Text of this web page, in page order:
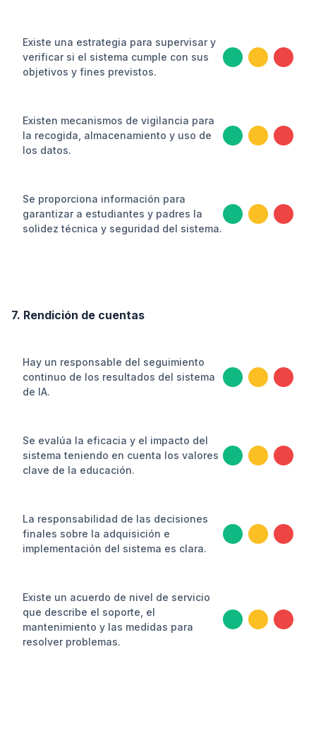
Existe una estrategia para supervisar y
verificar si el sistema cumple con sus
objetivos y fines previstos.
Existen mecanismos de vigilancia para
la recogida, almacenamiento y uso de
los datos.
Se proporciona información para
garantizar a estudiantes y padres la
solidez técnica y seguridad del sistema.
7. Rendición de cuentas
Hay un responsable del seguimiento
continuo de los resultados del sistema
de IA.
Se evalúa la eficacia y el impacto del
sistema teniendo en cuenta los valores
clave de la educación.
La responsabilidad de las decisiones
finales sobre la adquisición e
implementación del sistema es clara.
Existe un acuerdo de nivel de servicio
que describe el soporte, el
mantenimiento y las medidas para
resolver problemas.